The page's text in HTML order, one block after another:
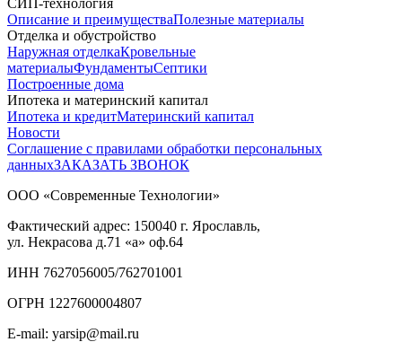
Описание и преимуществаПолезные материалы
Отделка и обустройство
Наружная отделкаКровельные
материалыФундаментыСептики
Построенные дома
Ипотека и материнский капитал
Ипотека и кредитМатеринский капитал
Новости
Соглашение с правилами обработки персональных
данныхЗАКАЗАТЬ ЗВОНОК
ООО «Современные Технологии»
Фактический адрес: 150040 г. Ярославль,
ул. Некрасова д.71 «а» оф.64
ИНН 7627056005/762701001
ОГРН 1227600004807
E-mail: yarsip@mail.ru